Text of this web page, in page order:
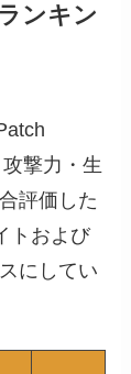
ンキン
撃力・生
評価した
トおよび
にしてい